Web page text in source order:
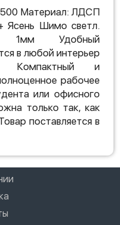
Материал: ЛДСП
Ясень Шимо светл.
1мм Удобный
в любой интерьер
Компактный и
рабочее
или офисного
только так, как
поставляется в